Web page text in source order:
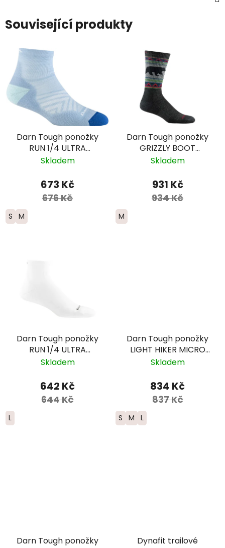
Související produkty
Darn Tough ponožky
RUN 1/4 ULTRA
Lightweight s
modré
Skladem
673 Kč
676 Kč
S M
Darn Tough ponožky
GRIZZLY BOOT
Midweight Merino -
Skladem
931 Kč
934 Kč
M
Darn Tough ponožky
RUN 1/4 ULTRA
Lightweight Merino -
Skladem
642 Kč
644 Kč
L
Darn Tough ponožky
LIGHT HIKER MICRO
CREW Lightweight
šedé
Skladem
834 Kč
837 Kč
S M L
Darn Tough ponožky
Dynafit trailové